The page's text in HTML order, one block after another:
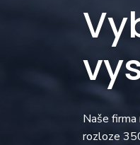
Naše
rozloze